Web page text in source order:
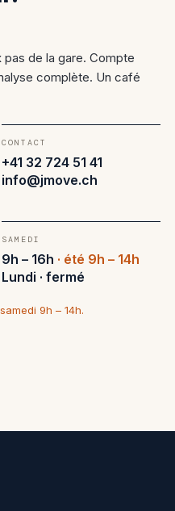
pas de la gare. Compte
complète. Un café
CONTACT
+41 32 724 51 41
info@jmove.ch
SAMEDI
9h – 16h · été 9h – 14h
Lundi · fermé
9h – 14h.